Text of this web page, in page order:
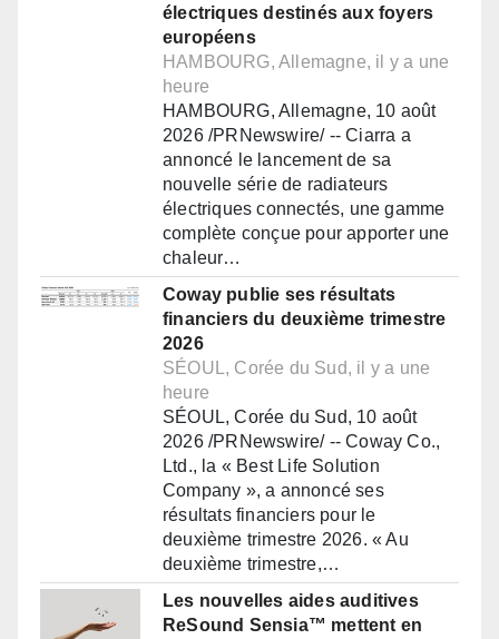
électriques destinés aux foyers
européens
HAMBOURG, Allemagne, il y a une
heure
HAMBOURG, Allemagne, 10 août
2026 /PRNewswire/ -- Ciarra a
annoncé le lancement de sa
nouvelle série de radiateurs
électriques connectés, une gamme
complète conçue pour apporter une
chaleur…
Coway publie ses résultats
financiers du deuxième trimestre
2026
SÉOUL, Corée du Sud, il y a une
heure
SÉOUL, Corée du Sud, 10 août
2026 /PRNewswire/ -- Coway Co.,
Ltd., la « Best Life Solution
Company », a annoncé ses
résultats financiers pour le
deuxième trimestre 2026. « Au
deuxième trimestre,…
Les nouvelles aides auditives
ReSound Sensia™ mettent en